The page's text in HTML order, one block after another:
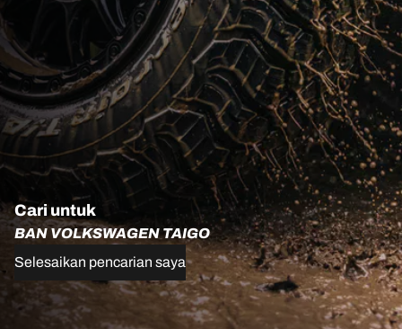
Cari untuk
BAN VOLKSWAGEN TAIGO
Selesaikan pencarian saya